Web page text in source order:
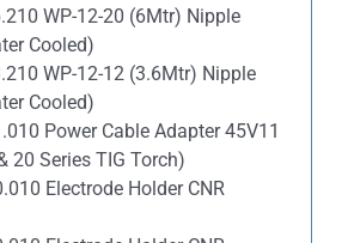
WP-12-20 (6Mtr) Nipple
Cooled)
WP-12-12 (3.6Mtr) Nipple
Cooled)
Power Cable Adapter 45V11
20 Series TIG Torch)
Electrode Holder CNR